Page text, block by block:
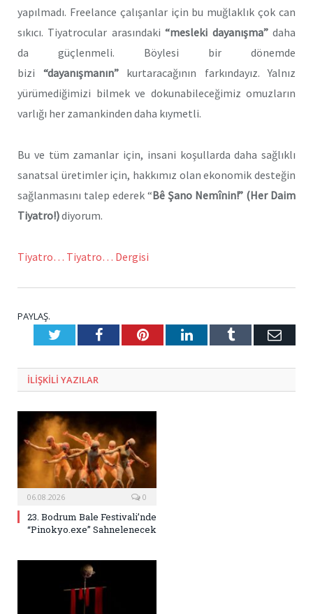
yapılmadı. Freelance çalışanlar için bu muğlaklık çok can
sıkıcı. Tiyatrocular arasındaki“mesleki dayanışma”daha
da güçlenmeli. Böylesi bir dönemde
bizi “dayanışmanın”kurtaracağının farkındayız. Yalnız
yürümediğimizi bilmek ve dokunabileceğimiz omuzların
varlığı her zamankinden daha kıymetli.
Bu ve tüm zamanlar için, insani koşullarda daha sağlıklı
sanatsal üretimler için, hakkımız olan ekonomik desteğin
sağlanmasını talep ederek “Bê Şano Nemînin!” (Her Daim
Tiyatro!)diyorum.
Tiyatro… Tiyatro… Dergisi
PAYLAŞ.
TwitterFacebookPinterestLinkedInTumblr E-
ILIŞKILI YAZILAR
06.08.2026 0
23. Bodrum Bale Festivali’nde
“Pinokyo.exe” Sahnelenecek